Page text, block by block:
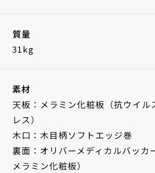
質量
31kg
素材
天板：メラミン化粧板（抗ウイル
レス）
木口：木目柄ソフトエッジ巻
裏面：オリバーメディカルバッカ
メラミン化粧板）